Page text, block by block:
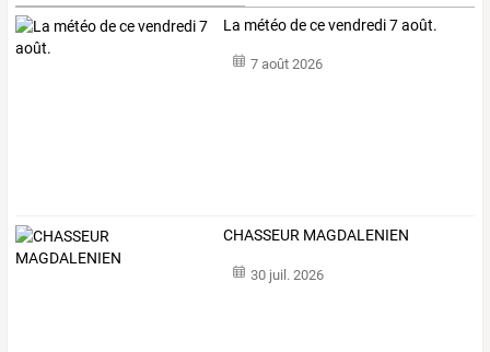
La météo de ce vendredi 7 août.
7 août 2026
CHASSEUR MAGDALENIEN
30 juil. 2026